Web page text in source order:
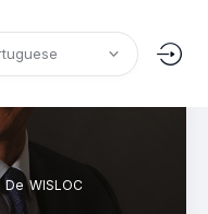
De WISLOC